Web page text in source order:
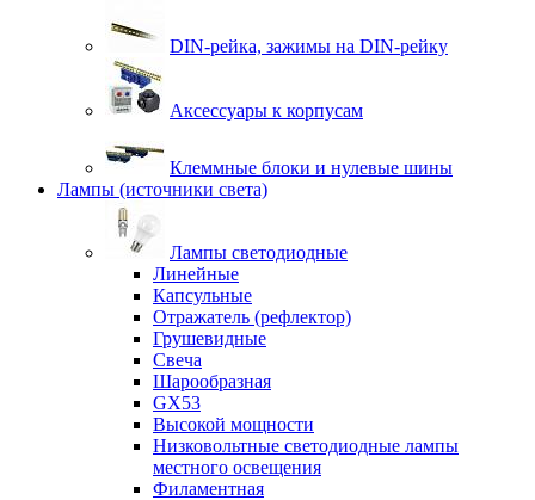
DIN-рейка, зажимы на DIN-рейку
Аксессуары к корпусам
Клеммные блоки и нулевые шины
Лампы (источники света)
Лампы светодиодные
Линейные
Капсульные
Отражатель (рефлектор)
Грушевидные
Свеча
Шарообразная
GX53
Высокой мощности
Низковольтные светодиодные лампы
местного освещения
Филаментная